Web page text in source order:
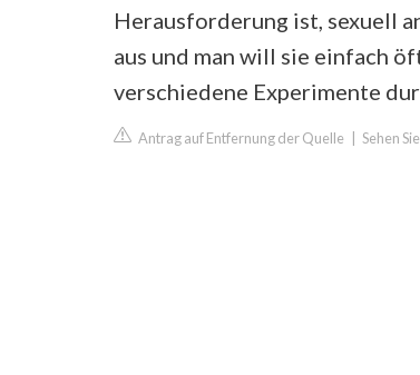
Herausforderung ist, sexuell
aus und man will sie einfach
verschiedene Experimente
Antrag auf Entfernung der Quelle Sehen